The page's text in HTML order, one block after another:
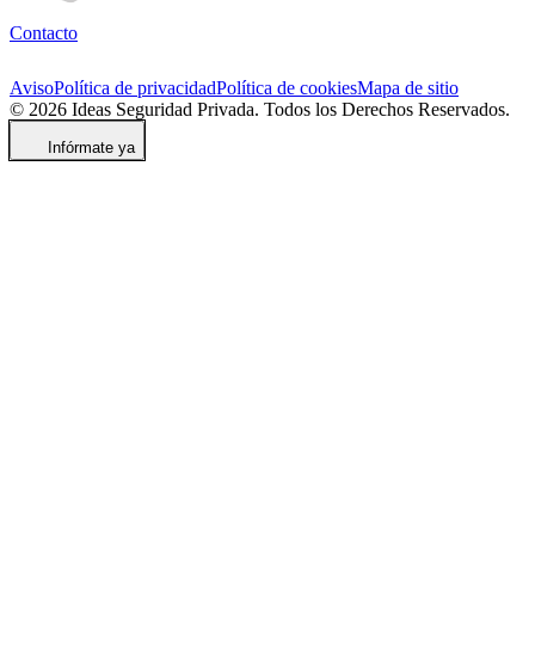
Contacto
AvisoPolítica de privacidadPolítica de cookiesMapa de sitio
© 2026 Ideas Seguridad Privada. Todos los Derechos Reservados.
Infórmate ya